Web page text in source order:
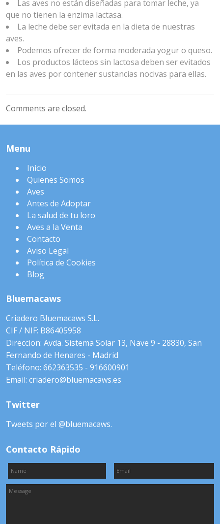
Las aves no están diseñadas para tomar leche, ya
que no tienen la enzima lactasa.
La leche debe ser evitada en la dieta de nuestras
aves.
Podemos ofrecer de forma moderada yogur o queso.
Los productos lácteos sin lactosa deben ser evitados
en las aves por contener sustancias nocivas para ellas.
Comments are closed.
Menu
Inicio
Quienes Somos
Aves
Antes de Adoptar
La salud de tu loro
Aves a la Venta
Contacto
Aviso Legal
Política de Cookies
Blog
Bluemacaws
Criadero Bluemacaws S.L.
CIF / NIF: B86405958
Direccion: Avda. Sistema Solar 13, Nave 9 - 28830, San
Fernando de Henares - Madrid
Teléfono: 662363535 - 916600901
Email: criadero@bluemacaws.es
Twitter
Tweets por el @bluemacaws.
Contacto Rápido